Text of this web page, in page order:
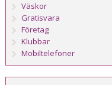
Väskor
Gratisvara
Företag
Klubbar
Mobiltelefoner